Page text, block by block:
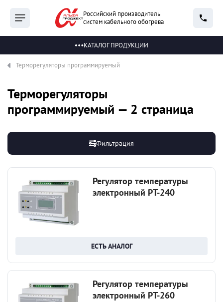
Российский производитель
систем кабельного обогрева
КАТАЛОГ ПРОДУКЦИИ
Терморегуляторы программируемый
Терморегуляторы
программируемый — 2 страница
Фильтрация
Регулятор температуры
электронный РТ-240
ЕСТЬ АНАЛОГ
Регулятор температуры
электронный РТ-260